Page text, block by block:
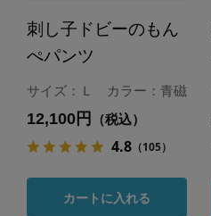
刺し子ドビーのもん
ぺパンツ
サイズ：Ｌ カラー：青磁
12,100円 （税込）
4.8（105）
カートに入れる